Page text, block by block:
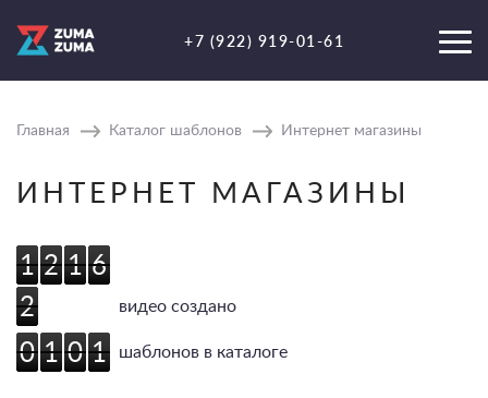
+7 (922) 919-01-61
Главная Каталог шаблонов Интернет магазины
ИНТЕРНЕТ МАГАЗИНЫ
1
1 2
2 1
1 6
6
2
2 видео создано
0
0 1
1 0
0 1
1 шаблонов в каталоге